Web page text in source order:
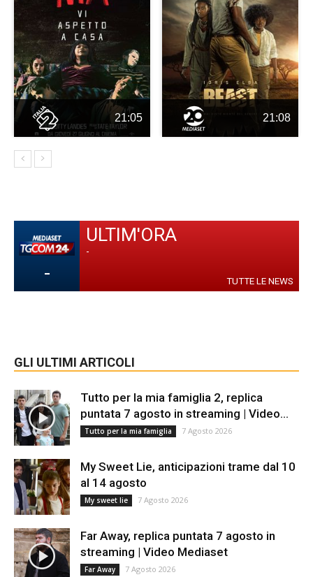
21:05 21:08
-
ULTIM'ORA
-
TUTTE LE NEWS
GLI ULTIMI ARTICOLI
Tutto per la mia famiglia 2, replica
puntata 7 agosto in streaming | Video...
Tutto per la mia famiglia 7 Agosto 2026
My Sweet Lie, anticipazioni trame dal 10
al 14 agosto
My sweet lie 7 Agosto 2026
Far Away, replica puntata 7 agosto in
streaming | Video Mediaset
Far Away 7 Agosto 2026